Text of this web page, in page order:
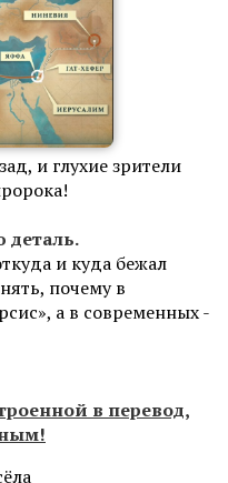
и глухие зрители
деталь.
и куда бежал
почему в
а в современных -
в перевод,